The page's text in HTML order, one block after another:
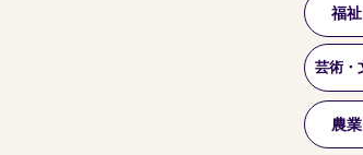
福
芸術・
農